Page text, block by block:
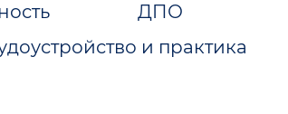
ДПО
и практика